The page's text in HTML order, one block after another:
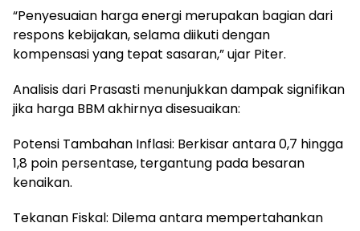
“Penyesuaian harga energi merupakan bagian dari
respons kebijakan, selama diikuti dengan
kompensasi yang tepat sasaran,” ujar Piter.
Analisis dari Prasasti menunjukkan dampak signifikan
jika harga BBM akhirnya disesuaikan:
Potensi Tambahan Inflasi: Berkisar antara 0,7 hingga
1,8 poin persentase, tergantung pada besaran
kenaikan.
Tekanan Fiskal: Dilema antara mempertahankan